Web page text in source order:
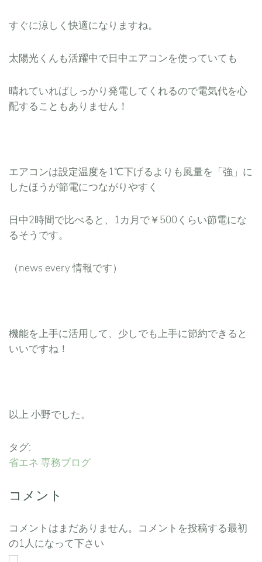
すぐに涼しく快適になりますね。
太陽光くんも活躍中で日中エアコンを使っていても
晴れていればしっかり発電してくれるので電気代を心
配することもありません！
エアコンは設定温度を1℃下げるよりも風量を「強」に
したほうが節電につながりやすく
日中2時間で比べると、1カ月で￥500くらい節電にな
るそうです。
（news every 情報です）
機能を上手に活用して、少しでも上手に節約できると
いいですね！
以上 小野でした。
タグ:
省エネ 専務ブログ
コメント
コメントはまだありません。コメントを投稿する最初
の1人になって下さい